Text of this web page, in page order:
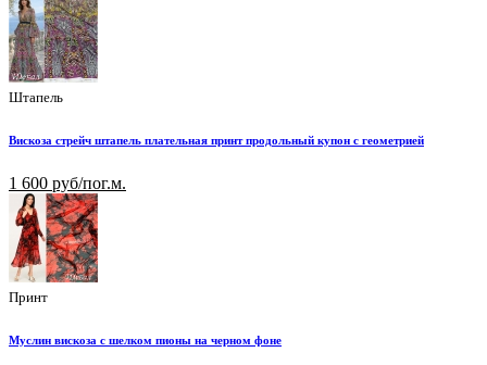
Штапель
Вискоза стрейч штапель плательная принт продольный купон с геометрией
1 600 руб/пог.м.
Принт
Муслин вискоза с шелком пионы на черном фоне